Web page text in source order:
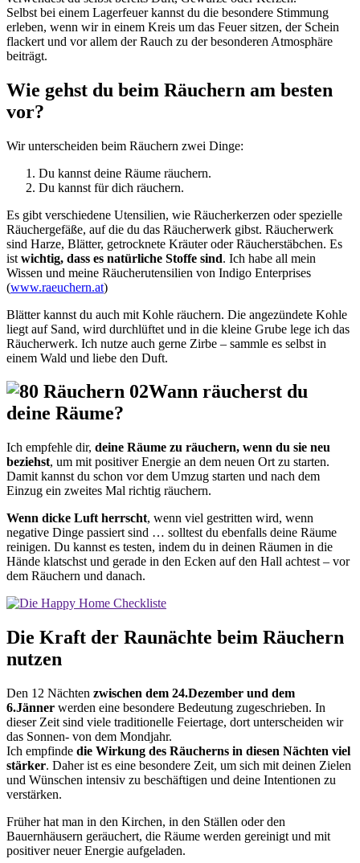
Selbst bei einem Lagerfeuer kannst du die besondere Stimmung
erleben, wenn wir in einem Kreis um das Feuer sitzen, der Schein
flackert und vor allem der Rauch zu der besonderen Atmosphäre
beiträgt.
Wie gehst du beim Räuchern am besten
vor?
Wir unterscheiden beim Räuchern zwei Dinge:
Du kannst deine Räume räuchern.
Du kannst für dich räuchern.
Es gibt verschiedene Utensilien, wie Räucherkerzen oder spezielle
Räuchergefäße, auf die du das Räucherwerk gibst. Räucherwerk
sind Harze, Blätter, getrocknete Kräuter oder Räucherstäbchen. Es
ist wichtig, dass es natürliche Stoffe sind. Ich habe all mein
Wissen und meine Räucherutensilien von Indigo Enterprises
(www.raeuchern.at)
Blätter kannst du auch mit Kohle räuchern. Die angezündete Kohle
liegt auf Sand, wird durchlüftet und in die kleine Grube lege ich das
Räucherwerk. Ich nutze auch gerne Zirbe – sammle es selbst in
einem Wald und liebe den Duft.
Wann räucherst du
deine Räume?
Ich empfehle dir, deine Räume zu räuchern, wenn du sie neu
beziehst, um mit positiver Energie an dem neuen Ort zu starten.
Damit kannst du schon vor dem Umzug starten und nach dem
Einzug ein zweites Mal richtig räuchern.
Wenn dicke Luft herrscht, wenn viel gestritten wird, wenn
negative Dinge passiert sind … solltest du ebenfalls deine Räume
reinigen. Du kannst es testen, indem du in deinen Räumen in die
Hände klatschst und gerade in den Ecken auf den Hall achtest – vor
dem Räuchern und danach.
Die Kraft der Raunächte beim Räuchern
nutzen
Den 12 Nächten zwischen dem 24.Dezember und dem
6.Jänner werden eine besondere Bedeutung zugeschrieben. In
dieser Zeit sind viele traditionelle Feiertage, dort unterscheiden wir
das Sonnen- von dem Mondjahr.
Ich empfinde die Wirkung des Räucherns in diesen Nächten viel
stärker. Daher ist es eine besondere Zeit, um sich mit deinen Zielen
und Wünschen intensiv zu beschäftigen und deine Intentionen zu
verstärken.
Früher hat man in den Kirchen, in den Ställen oder den
Bauernhäusern geräuchert, die Räume werden gereinigt und mit
positiver neuer Energie aufgeladen.